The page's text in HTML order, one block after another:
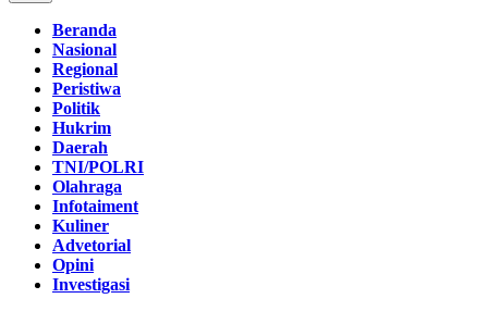
Beranda
Nasional
Regional
Peristiwa
Politik
Hukrim
Daerah
TNI/POLRI
Olahraga
Infotaiment
Kuliner
Advetorial
Opini
Investigasi